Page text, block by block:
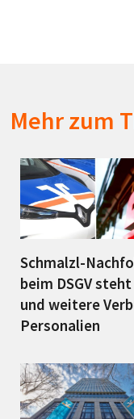
Mehr zum
Schmalzl-
beim DSGV
und weitere
Personalien